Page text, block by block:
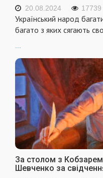
20.08.2024 17739
Український народ
багато з яких сягають
За столом з
Шевченко за